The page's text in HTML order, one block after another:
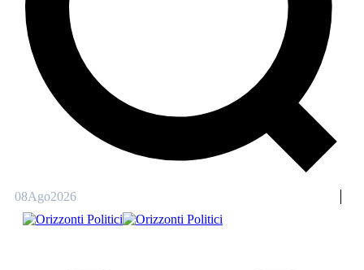
08Ago2026